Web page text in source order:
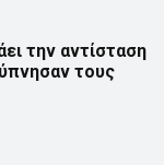
την αντίσταση
τους